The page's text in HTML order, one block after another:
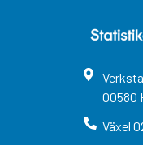
00580
Växel